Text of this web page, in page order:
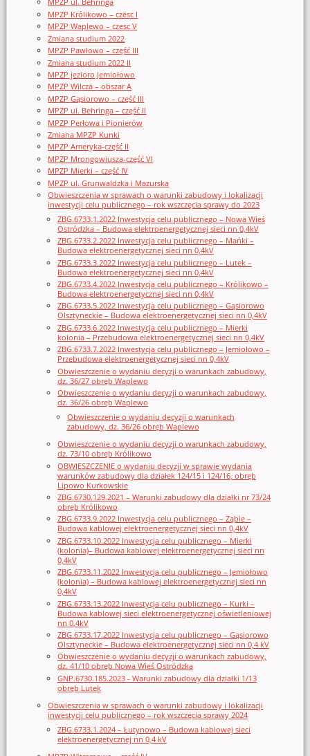
MPZP Królikowo – czesc I
MPZP Waplewo – czesc V
Zmiana studium 2022
MPZP Pawłowo – część III
Zmiana studium 2022 II
MPZP jezioro Jemiołowo
MPZP Wilcza – obszar A
MPZP Gąsiorowo – część III
MPZP ul. Behringa – część II
MPZP Perłowa i Pionierów
Zmiana MPZP Kunki
MPZP Ameryka-część II
MPZP Mrongowiusza-część VI
MPZP Mierki – część IV
MPZP ul. Grunwaldzka i Mazurska
Obwieszczenia w sprawach o warunki zabudowy i lokalizacji
inwestycji celu publicznego – rok wszczęcia sprawy do 2023
ZBG.6733.1.2022 Inwestycja celu publicznego – Nowa Wieś
Ostródzka – Budowa elektroenergetycznej sieci nn 0,4kV
ZBG.6733.2.2022 Inwestycja celu publicznego – Mańki –
Budowa elektroenergetycznej sieci nn 0,4kV
ZBG.6733.3.2022 Inwestycja celu publicznego – Lutek –
Budowa elektroenergetycznej sieci nn 0,4kV
ZBG.6733.4.2022 Inwestycja celu publicznego – Królikowo –
Budowa elektroenergetycznej sieci nn 0,4kV
ZBG.6733.5.2022 Inwestycja celu publicznego – Gąsiorowo
Olsztyneckie – Budowa elektroenergetycznej sieci nn 0,4kV
ZBG.6733.6.2022 Inwestycja celu publicznego – Mierki
kolonia – Przebudowa elektroenergetycznej sieci nn 0,4kV
ZBG.6733.7.2022 Inwestycja celu publicznego – Jemiołowo –
Przebudowa elektroenergetycznej sieci nn 0,4kV
Obwieszczenie o wydaniu decyzji o warunkach zabudowy,
dz. 36/27 obręb Waplewo
Obwieszczenie o wydaniu decyzji o warunkach zabudowy,
dz. 36/26 obręb Waplewo
Obwieszczenie o wydaniu decyzji o warunkach
zabudowy, dz. 36/26 obręb Waplewo
Obwieszczenie o wydaniu decyzji o warunkach zabudowy,
dz. 73/10 obręb Królikowo
OBWIESZCZENIE o wydaniu decyzji w sprawie wydania
warunków zabudowy dla działek 124/15 i 124/16, obręb
Lipowo Kurkowskie
ZBG.6730.129.2021 – Warunki zabudowy dla działki nr 73/24
obręb Królikowo
ZBG.6733.9.2022 Inwestycja celu publicznego – Ząbie –
Budowa kablowej elektroenergetycznej sieci nn 0,4kV
ZBG.6733.10.2022 Inwestycja celu publicznego – Mierki
(kolonia)– Budowa kablowej elektroenergetycznej sieci nn
0,4kV
ZBG.6733.11.2022 Inwestycja celu publicznego – Jemiołowo
(kolonia) – Budowa kablowej elektroenergetycznej sieci nn
0,4kV
ZBG.6733.13.2022 Inwestycja celu publicznego – Kurki –
Budowa kablowej sieci elektroenergetycznej oświetleniowej
nn 0,4kV
ZBG.6733.17.2022 Inwestycja celu publicznego – Gąsiorowo
Olsztyneckie – Budowa elektroenergetycznej sieci nn 0,4 kV
Obwieszczenie o wydaniu decyzji o warunkach zabudowy,
dz. 41/10 obręb Nowa Wieś Ostródzka
GNP.6730.185.2023 - Warunki zabudowy dla działki 1/13
obręb Lutek
Obwieszczenia w sprawach o warunki zabudowy i lokalizacji
inwestycji celu publicznego – rok wszczęcia sprawy 2024
ZBG.6733.1.2024 – Łutynowo – Budowa kablowej sieci
elektroenergetycznej nn 0,4 kV